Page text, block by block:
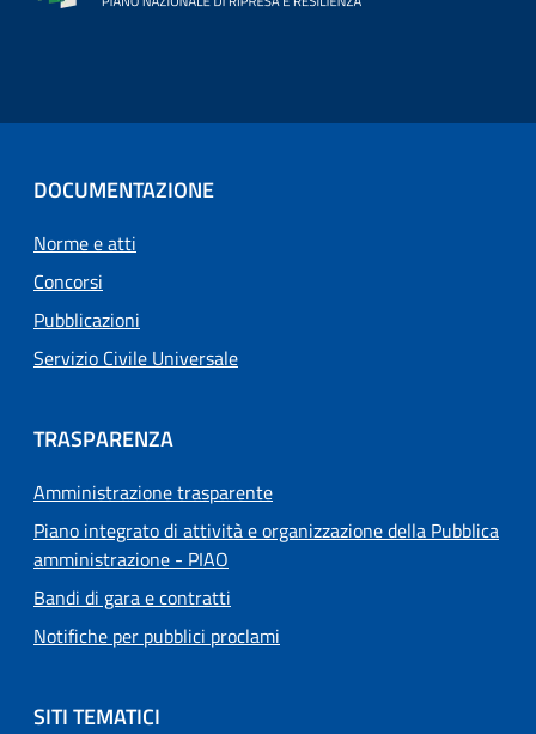
DOCUMENTAZIONE
Norme e atti
Concorsi
Pubblicazioni
Servizio Civile Universale
TRASPARENZA
Amministrazione trasparente
Piano integrato di attività e organizzazione della Pubblica
amministrazione - PIAO
Bandi di gara e contratti
Notifiche per pubblici proclami
SITI TEMATICI